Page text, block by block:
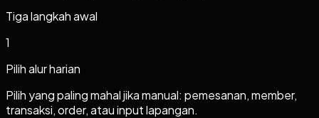
Tiga langkah awal
1
Pilih alur harian
Pilih yang paling mahal jika manual: pemesanan, member,
transaksi, order, atau input lapangan.